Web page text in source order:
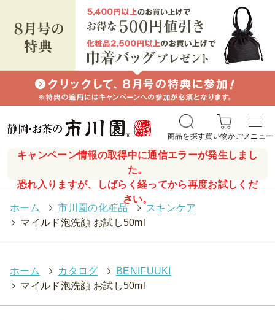
キャンペーン情報の取得中に通信エラーが発生しまし
た。
恐れ入りますが、しばらく経ってから再度お試しくだ
さい。
商品を探す買い物かごメニュー
ホーム > 市川園の化粧品 >
スキンケア
> マイルド泡洗顔 お試し50ml
ホーム > カタログ >
BENIFUUKI
> マイルド泡洗顔 お試し50ml